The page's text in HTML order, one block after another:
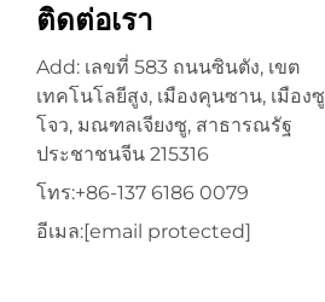
ติดต่อเรา
Add: เลขที่ 583 ถนนซินตัง, เขต
เทคโนโลยีสูง, เมืองคุนซาน, เมืองซู
โจว, มณฑลเจียงซู, สาธารณรัฐ
ประชาชนจีน 215316
โทร:+86-137 6186 0079
อีเมล:[email protected]